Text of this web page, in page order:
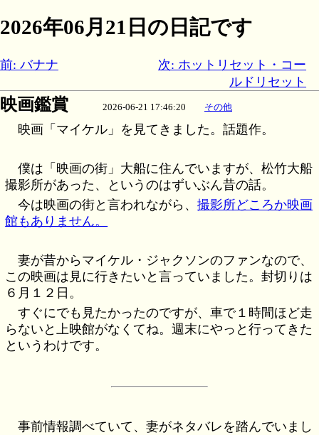
2026年06月21日の日記です
前: バナナ
次: ホットリセット・コー
ルドリセット
映画鑑賞 2026-06-21 17:46:20 その他
映画「マイケル」を見てきました。話題作。
僕は「映画の街」大船に住んでいますが、松竹大船
撮影所があった、というのはずいぶん昔の話。
今は映画の街と言われながら、撮影所どころか映画
館もありません。
妻が昔からマイケル・ジャクソンのファンなので、
この映画は見に行きたいと言っていました。封切りは
６月１２日。
すぐにでも見たかったのですが、車で１時間ほど走
らないと上映館がなくてね。週末にやっと行ってきた
というわけです。
事前情報調べていて、妻がネタバレを踏んでいまし